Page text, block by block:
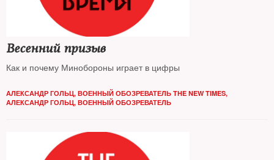
Весенний призыв
Как и почему Минобороны играет в цифры
АЛЕКСАНДР ГОЛЬЦ, ВОЕННЫЙ ОБОЗРЕВАТЕЛЬ THE NEW TIMES,
АЛЕКСАНДР ГОЛЬЦ, ВОЕННЫЙ ОБОЗРЕВАТЕЛЬ